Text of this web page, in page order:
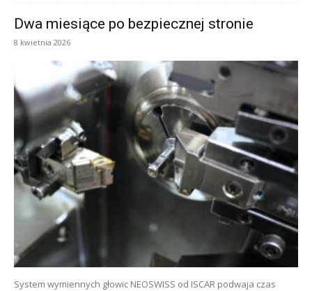
Dwa miesiące po bezpiecznej stronie
8 kwietnia 2026
System wymiennych głowic NEOSWISS od ISCAR podwaja czas